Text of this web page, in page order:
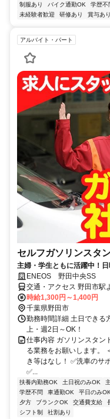
制服あり バイク通勤OK 学歴不
未経験者歓迎
研修あり 賞与あり
アルバイト・パート
セルフガソリンスタ
主婦・学生ともに活躍中！
ENEOS 野田中央SS
交通・アクセス 野田市駅
時給1,300円～1,400円
千葉県野田市
勤務時間詳細 土日でき
上・週2日～OK！
仕事内容 ガソリンスタン
る業務をお願いします。
き等はなし！ ✅洗車のサ
✅...
扶養内勤務OK 土日祝のみOK
学歴不問
車通勤OK 平日のみOK
夕方
ブランクOK 交通費支給
シフト制
社割あり